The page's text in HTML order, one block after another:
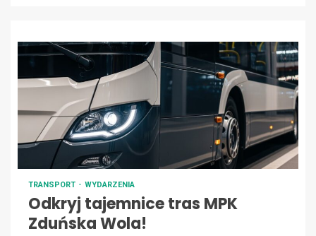
TRANSPORT WYDARZENIA
Odkryj tajemnice tras MPK
Zduńska Wola!